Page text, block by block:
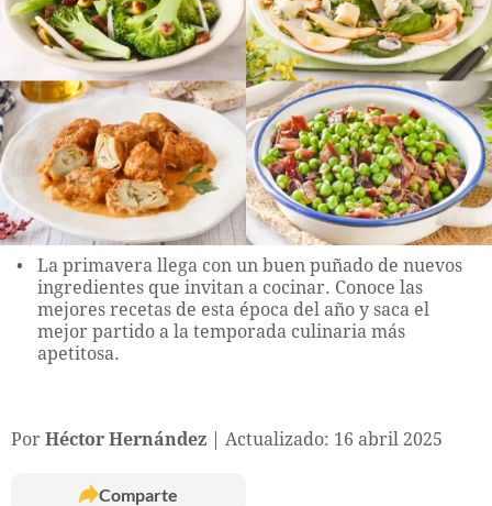
La primavera llega con un buen puñado de nuevos
ingredientes que invitan a cocinar. Conoce las
mejores recetas de esta época del año y saca el
mejor partido a la temporada culinaria más
apetitosa.
Por Héctor Hernández Actualizado: 16 abril 2025
Comparte